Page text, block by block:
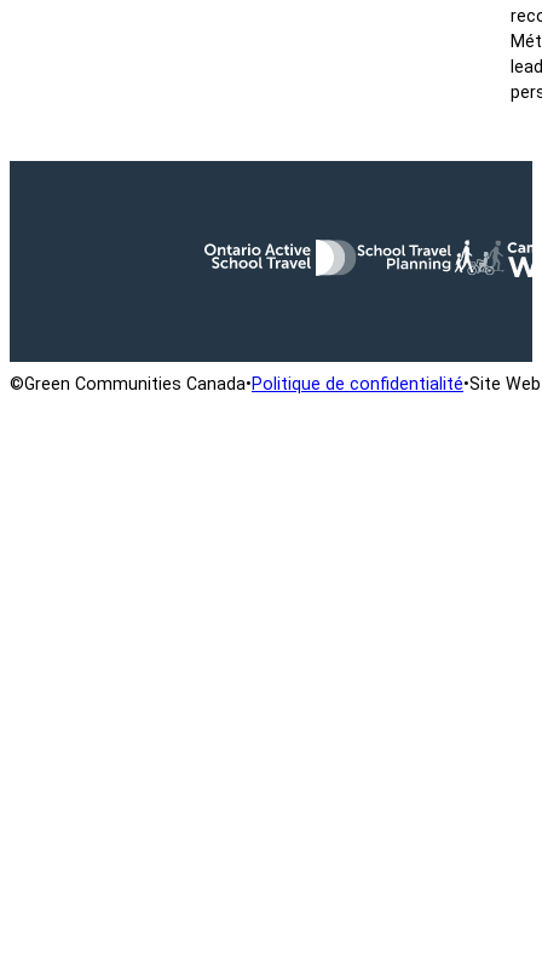
©Green Communities Canada•Politique de confidentialité•Site